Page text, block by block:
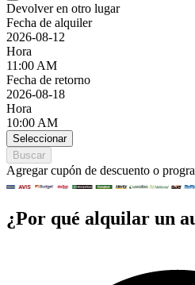
Devolver en otro lugar
Fecha de alquiler
2026-08-12
Hora
11:00 AM
Fecha de retorno
2026-08-18
Hora
10:00 AM
Seleccionar
Buscar
Agregar cupón de descuento o
¿Por qué alquilar un